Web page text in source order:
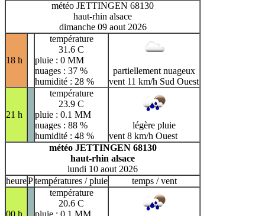
météo JETTINGEN 68130
haut-rhin alsace
dimanche 09 aout 2026
18 h
température
31.6 C
pluie : 0 MM
nuages : 37 %
humidité : 28 %
partiellement nuageux
vent 11 km/h Sud Ouest
21 h
température
23.9 C
pluie : 0.1 MM
nuages : 88 %
humidité : 48 %
légère pluie
vent 8 km/h Ouest
météo JETTINGEN 68130
haut-rhin alsace
lundi 10 aout 2026
heurePtempératures / pluie temps / vent
00 h
température
20.6 C
pluie : 0.1 MM